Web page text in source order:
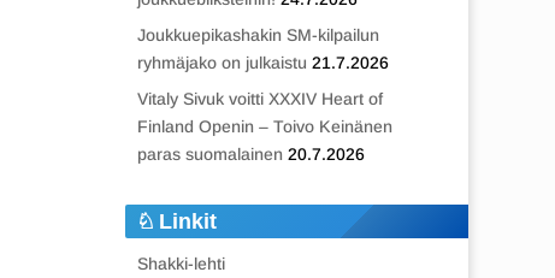
Joukkuepikashakin SM-kilpailun
ryhmäjako on julkaistu 21.7.2026
Vitaly Sivuk voitti XXXIV Heart of
Finland Openin – Toivo Keinänen
paras suomalainen 20.7.2026
Linkit
Shakki-lehti